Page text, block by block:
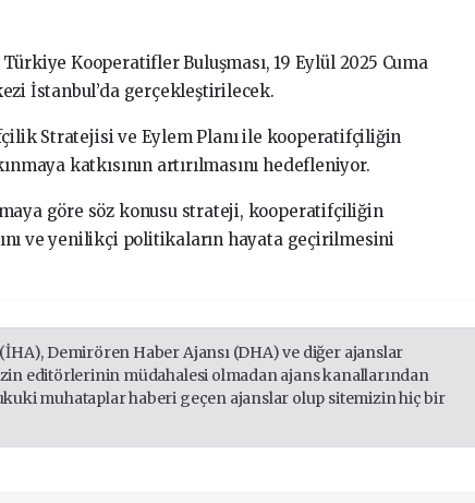
Kooperatifler Buluşması, 19 Eylül 2025 Cuma
İstanbul’da gerçekleştirilecek.
Stratejisi ve Eylem Planı ile kooperatifçiliğin
katkısının artırılmasını hedefleniyor.
göre söz konusu strateji, kooperatifçiliğin
ve yenilikçi politikaların hayata geçirilmesini
Demirören Haber Ajansı (DHA) ve diğer ajanslar
editörlerinin müdahalesi olmadan ajans kanallarından
muhataplar haberi geçen ajanslar olup sitemizin hiç bir